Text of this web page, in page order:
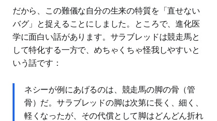
だから、この難儀な自分の生来の特質を「直せない
バグ」と捉えることにしました。ところで、進化医
学に面白い話があります。サラブレッドは競走馬と
して特化する一方で、めちゃくちゃ怪我しやすいと
いう話です：
ネシーが例にあげるのは、競走馬の脚の骨（管
骨）だ。サラブレッドの脚は次第に長く、細く、
軽くなったが、その代償として脚はどんどん折れ